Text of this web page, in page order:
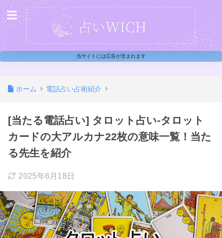
当サイトには広告が含まれます
ホーム 電話占い占術紹介
[当たる電話占い] タロット占い-タロット
カードの大アルカナ22枚の意味一覧！当た
る先生を紹介
2025年6月18日